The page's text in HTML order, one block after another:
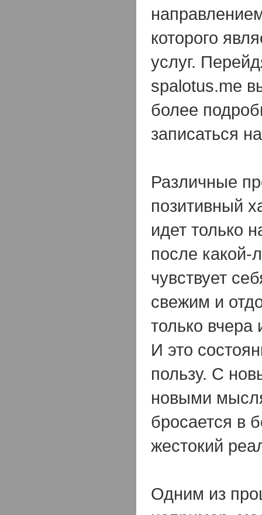
которого
услуг.
spalotus.me
более
записаться
Различные
позитивный
идет только
после какой-
чувствует
свежим и
только вчера
И это
пользу. С
новыми
бросается в
жестокий
Одним из